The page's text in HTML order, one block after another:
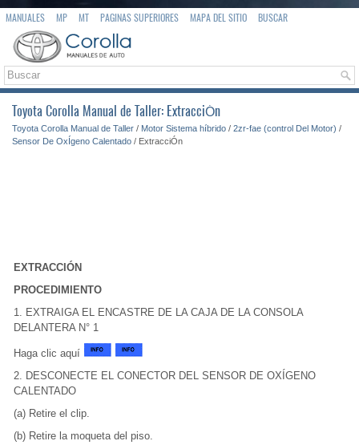
MANUALES MP MT PAGINAS SUPERIORES MAPA DEL SITIO BUSCAR
Toyota Corolla Manual de Taller: ExtracciÓn
Toyota Corolla Manual de Taller / Motor Sistema híbrido / 2zr-fae (control Del Motor) /
Sensor De OxÍgeno Calentado / ExtracciÓn
EXTRACCIÓN
PROCEDIMIENTO
1. EXTRAIGA EL ENCASTRE DE LA CAJA DE LA CONSOLA
DELANTERA N° 1
Haga clic aquí
2. DESCONECTE EL CONECTOR DEL SENSOR DE OXÍGENO
CALENTADO
(a) Retire el clip.
(b) Retire la moqueta del piso.